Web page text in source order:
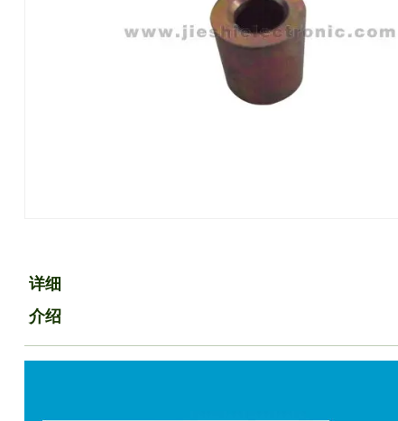
详细
介绍